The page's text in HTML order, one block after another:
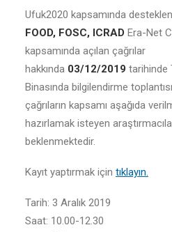
Ufuk2020 kapsamında
FOOD, FOSC, ICRAD Era-Net
kapsamında açılan çağrılar
hakkında 03/12/2019 tarihinde
Binasında bilgilendirme
çağrıların kapsamı aşağıda
hazırlamak isteyen
beklenmektedir.
Kayıt yaptırmak için tıklayın.
Tarih: 3 Aralık 2019
Saat: 10.00-12.30